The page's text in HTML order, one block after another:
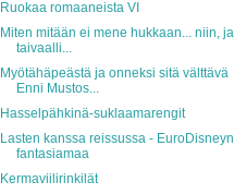
Ruokaa romaaneista VI
Miten mitään ei mene hukkaan... niin, ja
taivaalli...
Myötähäpeästä ja onneksi sitä välttävä
Enni Mustos...
Hasselpähkinä-suklaamarengit
Lasten kanssa reissussa - EuroDisneyn
fantasiamaa
Kermaviilirinkilät